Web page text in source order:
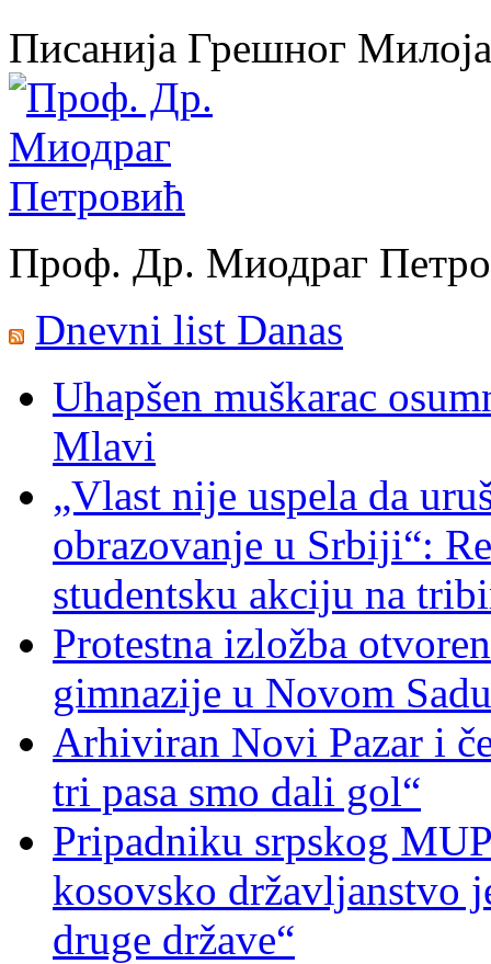
Писанија Грешног Милоја
Проф. Др. Миодраг
Dnevni list Danas
Uhapšen muškarac
Mlavi
„Vlast nije uspela da
obrazovanje u Srbiji“:
studentsku akciju na
Protestna izložba
gimnazije u Novom Sadu
Arhiviran Novi Pazar i
tri pasa smo dali gol“
Pripadniku srpskog
kosovsko državljanstvo
druge države“